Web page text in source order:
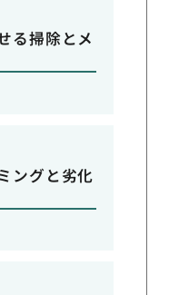
る掃除とメ
ングと劣化